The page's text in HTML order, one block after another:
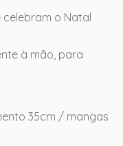
o Natal
à mão, para
35cm / mangas